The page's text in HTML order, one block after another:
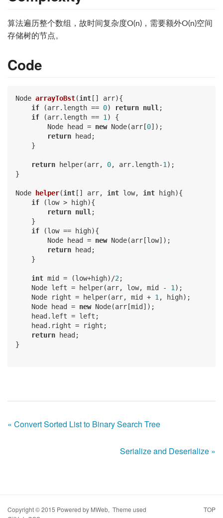
算法遍历整个数组，故时间复杂度O(n)，需要额外O(n)空间
存储树的节点。
Code
Node arrayToBst(int [] arr){
if (arr.length == 0) return null ;
if (arr.length == 1 ) {
        Node head =
new Node(arr[0]);
return head;
    }
return helper(arr, 0, arr.length-1 );
}
Node helper(int [] arr, int low, int high){
if (low > high){
return null ;
    }
if (low == high){
        Node head =
new Node(arr[low]);
return head;
    }
int mid = (low+high)/2;
    Node left = helper(arr, low, mid -
1 );
    Node right = helper(arr, mid +
1 , high);
    Node head =
new Node(arr[mid]);
    head.left = left;
    head.right = right;
return head;
}
« Convert Sorted List to Binary Search Tree
Serialize and Deserialize »
Copyright © 2015 Powered by MWeb, Theme used
TOP